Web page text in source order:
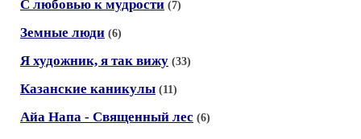
С любовью к мудрости (7)
Земные люди (6)
Я художник, я так вижу (33)
Казанские каникулы (11)
Айа Напа - Священный лес (6)